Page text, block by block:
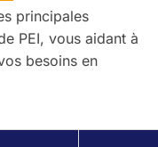
principales
PEI, vous aidant à
besoins en